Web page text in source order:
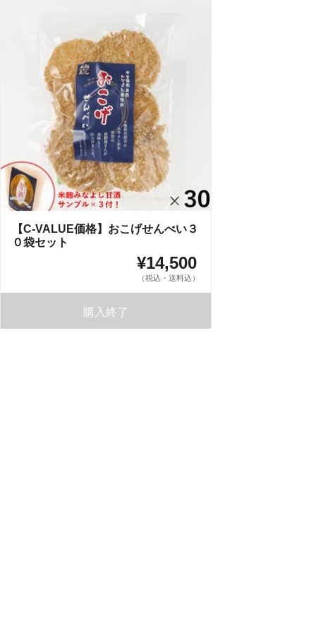
【C-VALUE価格】おこげせんべい３
０袋セット
¥14,500
（税込・送料込）
購入終了